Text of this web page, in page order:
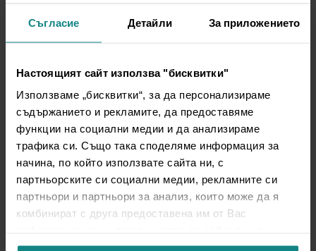
Съгласие Детайли За приложението
Настоящият сайт използва "бисквитки"
Използваме „бисквитки“, за да персонализираме
съдържанието и рекламите, да предоставяме
функции на социални медии и да анализираме
трафика си. Също така споделяме информация за
начина, по който използвате сайта ни, с
партньорските си социални медии, рекламните си
партньори и партньори за анализ, които може да я
комбинират с друга предоставена им от Вас
ползването от Ваша страна на услугите им.